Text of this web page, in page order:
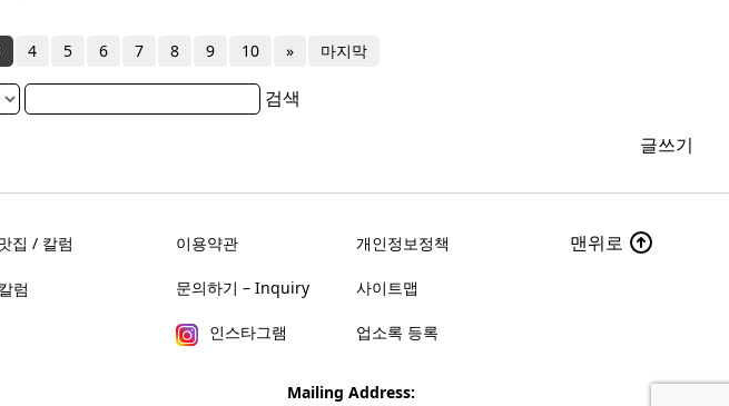
4 5 6 7 8 9 10 » 마지막
검색
글쓰기
집 / 칼럼
럼
이용약관 개인정보정책
문의하기 – Inquiry 사이트맵
인스타그램 업소록 등록
맨위로
Mailing Address: